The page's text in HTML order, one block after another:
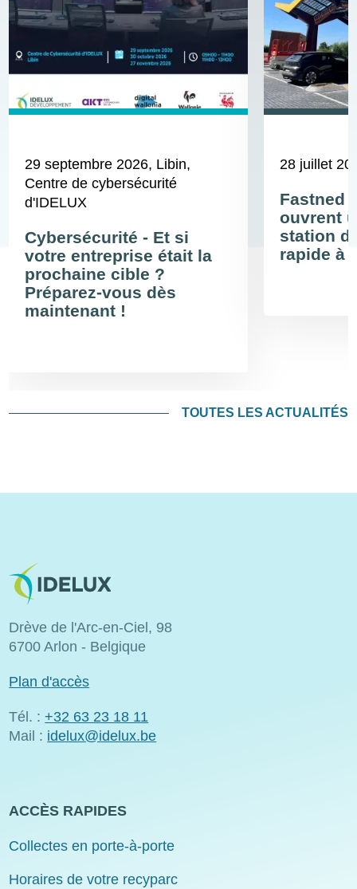
29 septembre 2026, Libin,
Centre de cybersécurité
d'IDELUX
Cybersécurité - Et si
votre entreprise était la
prochaine cible ?
Préparez-vous dès
maintenant !
28 juillet
Fastned
ouvrent
station
rapide à
TOUTES LES ACTUALITÉS
Image
Drève de l'Arc-en-Ciel, 98
6700 Arlon - Belgique
Plan d'accès
Tél. : +32 63 23 18 11
Mail : idelux@idelux.be
ACCÈS RAPIDES
Collectes en porte-à-porte
Horaires de votre recyparc